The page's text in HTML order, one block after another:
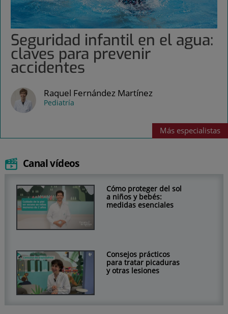
Seguridad infantil en el agua:
claves para prevenir
accidentes
Raquel Fernández Martínez
Pediatría
Más especialistas
Canal vídeos
Cómo proteger del sol
a niños y bebés:
medidas esenciales
Consejos prácticos
para tratar picaduras
y otras lesiones